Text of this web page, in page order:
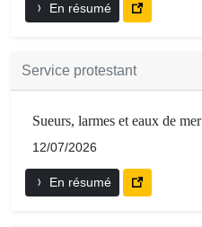
En résumé
Service protestant
Sueurs, larmes et eaux de mer
12/07/2026
En résumé